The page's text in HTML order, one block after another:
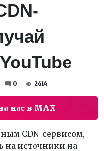
0 2614
нас в MAX
CDN-сервисом,
на источники на